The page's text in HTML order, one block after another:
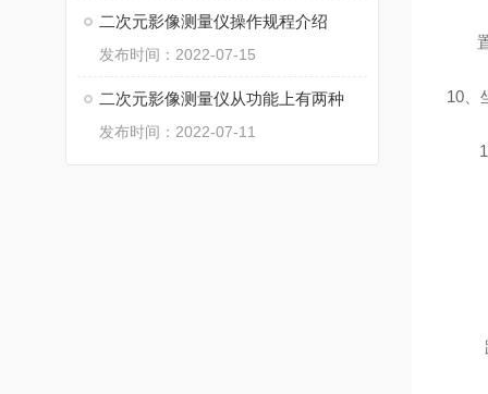
二次元影像测量仪操作规程介绍
发布时间：2022-07-15
二次元影像测量仪从功能上有两种
发布时间：2022-07-11
10、
11